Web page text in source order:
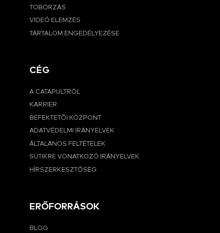
TOBORZÁS
VIDEÓ ELEMZÉS
TARTALOM ENGEDÉLYEZÉSE
CÉG
A CATAPULTRÓL
KARRIER
BEFEKTETŐI KÖZPONT
ADATVÉDELMI IRÁNYELVEK
ÁLTALÁNOS FELTÉTELEK
SÜTIKRE VONATKOZÓ IRÁNYELVEK
HÍRSZERKESZTŐSÉG
ERŐFORRÁSOK
BLOG